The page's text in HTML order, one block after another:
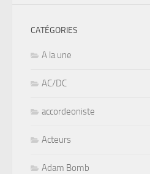
CATÉGORIES
A la une
AC/DC
accordeoniste
Acteurs
Adam Bomb